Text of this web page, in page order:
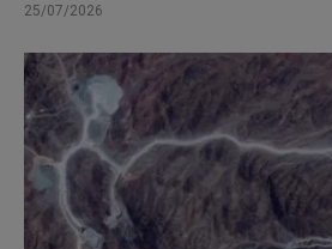
25/07/2026